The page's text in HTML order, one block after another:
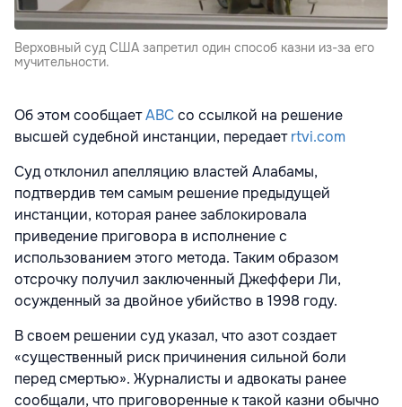
Верховный суд США запретил один способ казни из-за его
мучительности.
Об этом сообщаетABCсо ссылкой на решение
высшей судебной инстанции, передаетrtvi.com
Суд отклонил апелляцию властей Алабамы,
подтвердив тем самым решение предыдущей
инстанции, которая ранее заблокировала
приведение приговора в исполнение с
использованием этого метода. Таким образом
отсрочку получил заключенный Джеффери Ли,
осужденный за двойное убийство в 1998 году.
В своем решении суд указал, что азот создает
«существенный риск причинения сильной боли
перед смертью». Журналисты и адвокаты ранее
сообщали, что приговоренные к такой казни обычно